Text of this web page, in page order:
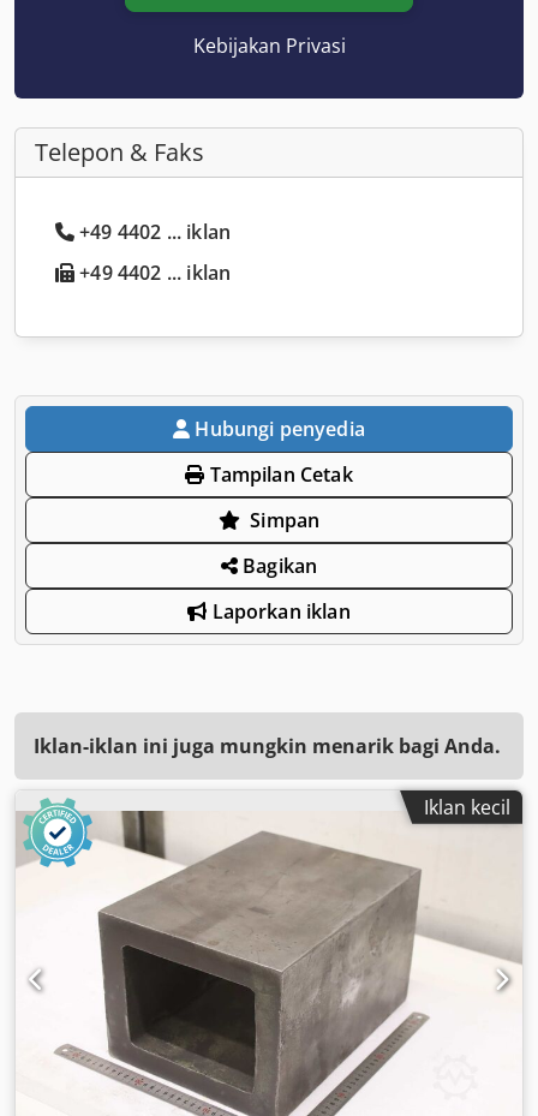
Kebijakan Privasi
Telepon & Faks
+49 4402 ... iklan
+49 4402 ... iklan
Hubungi penyedia
Tampilan Cetak
Simpan
Bagikan
Laporkan iklan
Iklan-iklan ini juga mungkin menarik bagi Anda.
Iklan kecil